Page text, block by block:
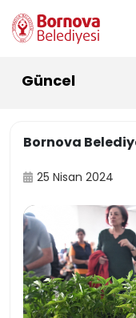
Güncel
Bornova
25 Nisan 2024